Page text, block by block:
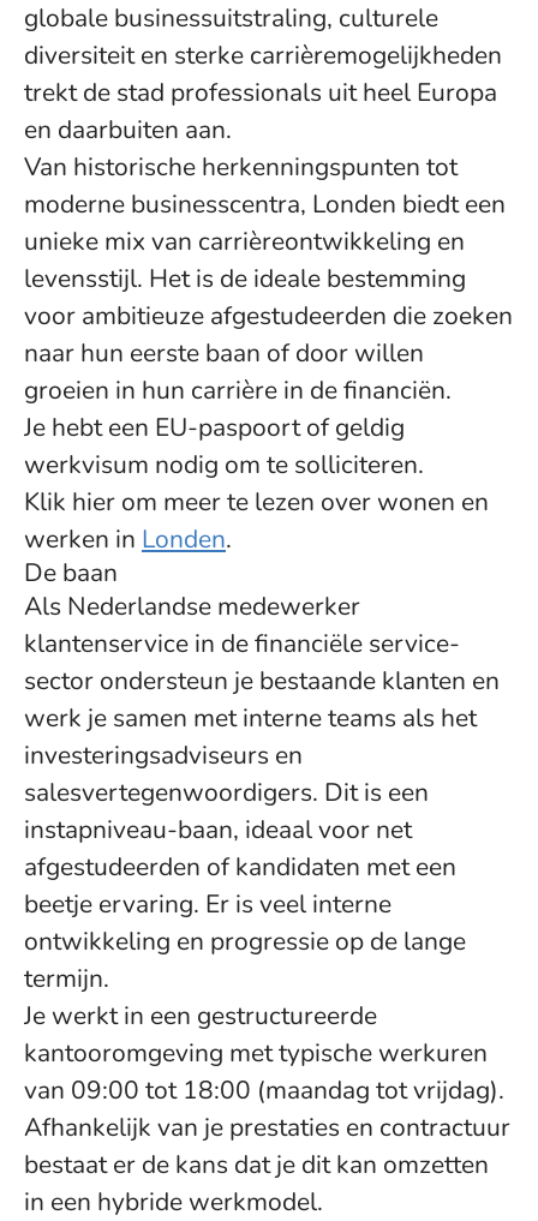
globale businessuitstraling, culturele
diversiteit en sterke carrièremogelijkheden
trekt de stad professionals uit heel Europa
en daarbuiten aan.
Van historische herkenningspunten tot
moderne businesscentra, Londen biedt een
unieke mix van carrièreontwikkeling en
levensstijl. Het is de ideale bestemming
voor ambitieuze afgestudeerden die zoeken
naar hun eerste baan of door willen
groeien in hun carrière in de financiën.
Je hebt een EU-paspoort of geldig
werkvisum nodig om te solliciteren.
Klik hier om meer te lezen over wonen en
werken in Londen.
De baan
Als Nederlandse medewerker
klantenservice in de financiële service-
sector ondersteun je bestaande klanten en
werk je samen met interne teams als het
investeringsadviseurs en
salesvertegenwoordigers. Dit is een
instapniveau-baan, ideaal voor net
afgestudeerden of kandidaten met een
beetje ervaring. Er is veel interne
ontwikkeling en progressie op de lange
termijn.
Je werkt in een gestructureerde
kantooromgeving met typische werkuren
van 09:00 tot 18:00 (maandag tot vrijdag).
Afhankelijk van je prestaties en contractuur
bestaat er de kans dat je dit kan omzetten
in een hybride werkmodel.